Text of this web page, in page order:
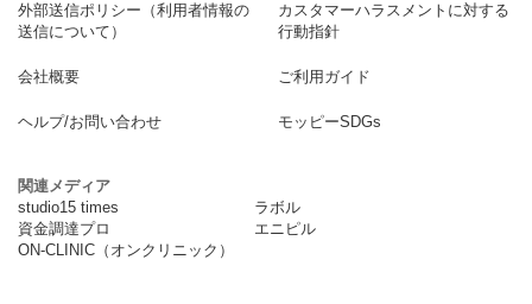
外部送信ポリシー（利用者情報の
送信について）
カスタマーハラスメントに対する
行動指針
会社概要 ご利用ガイド
ヘルプ/お問い合わせ モッピーSDGs
関連メディア
studio15 times
ラボル
資金調達プロ
エニピル
ON-CLINIC（オンクリニック）